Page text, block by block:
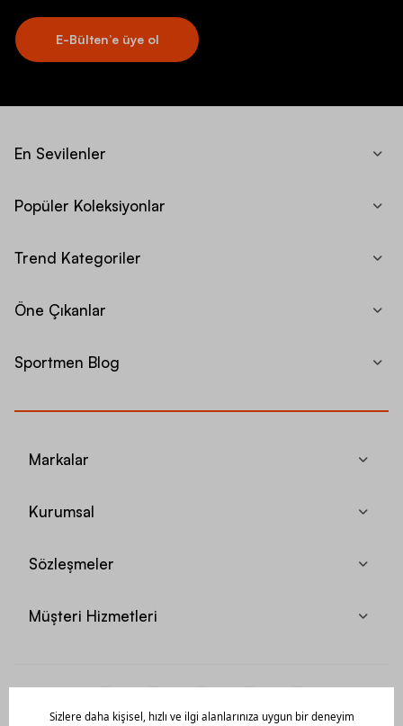
E-Bülten’e üye ol
En Sevilenler
Popüler Koleksiyonlar
Trend Kategoriler
Öne Çıkanlar
Sportmen Blog
Markalar
Kurumsal
Sözleşmeler
Müşteri Hizmetleri